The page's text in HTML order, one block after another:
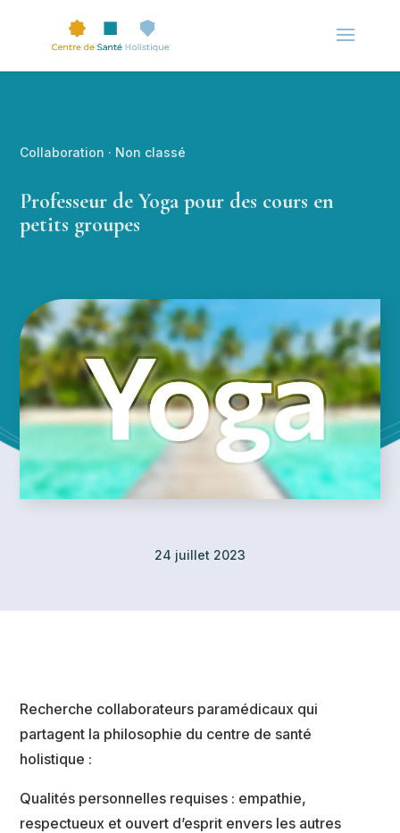
Collaboration · Non classé
Professeur de Yoga pour des cours en
petits groupes
24 juillet 2023
Recherche collaborateurs paramédicaux qui
partagent la philosophie du centre de santé
holistique :
Qualités personnelles requises : empathie,
respectueux et ouvert d’esprit envers les autres